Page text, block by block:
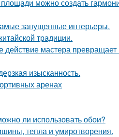
можно создать
запущенные интерьеры.
традиции.
мастера превращает
изысканность.
аренах
ли использовать обои?
тепла и умиротворения.